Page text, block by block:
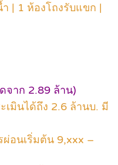
| 1 ห้องโถงรับแขก |
จาก 2.89 ล้าน)
เมินได้ถึง 2.6 ล้านบ. มี
ผ่อนเริ่มต้น 9,xxx –